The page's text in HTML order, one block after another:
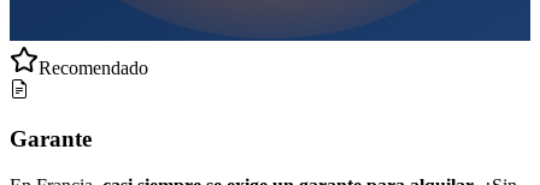
Recomendado
Garante